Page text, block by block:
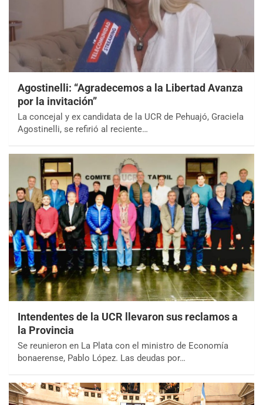
Agostinelli: “Agradecemos a la Libertad Avanza
por la invitación”
La concejal y ex candidata de la UCR de Pehuajó, Graciela
Agostinelli, se refirió al reciente…
Intendentes de la UCR llevaron sus reclamos a
la Provincia
Se reunieron en La Plata con el ministro de Economía
bonaerense, Pablo López. Las deudas por…